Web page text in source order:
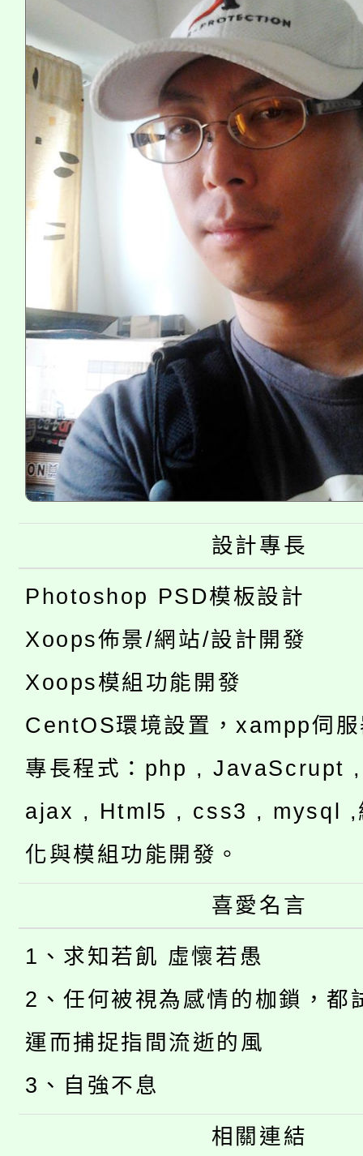
設計專長
Photoshop PSD模板設計
Xoops佈景/網站/設計開發
Xoops模組功能開發
CentOS環境設置，xampp伺
專長程式：php , JavaScrupt
ajax , Html5 , css3 , mysql ,
化與模組功能開發。
喜愛名言
1、求知若飢 虛懷若愚
2、任何被視為感情的枷鎖，都
運而捕捉指間流逝的風
3、自強不息
相關連結